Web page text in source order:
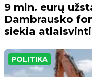
9 mln. eurų
Dambrausko
siekia
POLITIKA